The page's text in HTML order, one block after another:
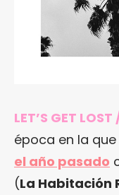
LET’S GET
época en la que
el año pasado
(La Habitación